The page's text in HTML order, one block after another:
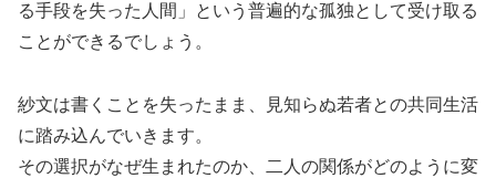
る手段を失った人間」という普遍的な孤独として受け取る
ことができるでしょう。
紗文は書くことを失ったまま、見知らぬ若者との共同生活
に踏み込んでいきます。
その選択がなぜ生まれたのか、二人の関係がどのように変